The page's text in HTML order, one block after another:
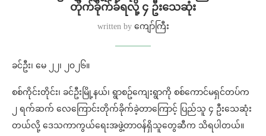
တိုက်ခိုက်ခံရလို့ ၄ ဦးသေဆုံး
written by ကျော်ကြီး
ခင်ဦး၊ မေ ၂၂၊ ၂၀၂၆။
စစ်ကိုင်းတိုင်း၊ ခင်ဦးမြို့နယ်၊ ရွာစဥ်ကျေးရွာကို စစ်ကောင်မရှင်တပ်က
၂ ရက်ဆက် လေကြောင်းတိုက်ခိုက်ခဲ့တာကြောင့် ပြည်သူ ၄ ဦးသေဆုံး
တယ်လို့ ဒေသကာကွယ်ရေးအဖွဲ့တာဝန်ရှိသူတွေဆီက သိရပါတယ်။